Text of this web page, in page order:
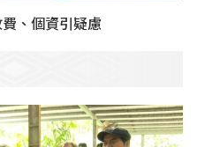
、個資引疑慮